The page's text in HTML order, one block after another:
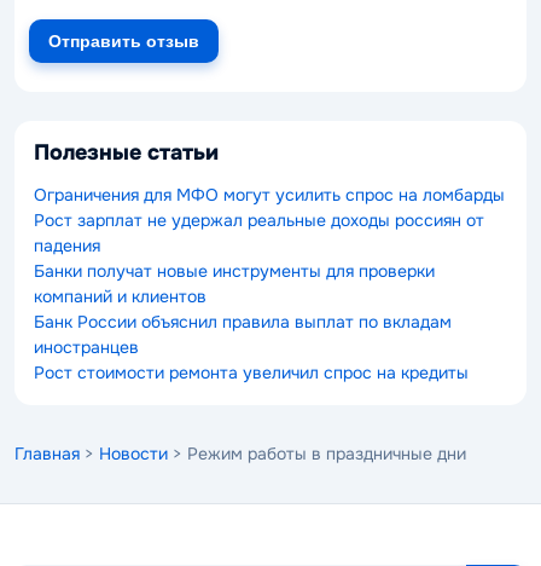
Отправить отзыв
Полезные статьи
Ограничения для МФО могут усилить спрос на ломбарды
Рост зарплат не удержал реальные доходы россиян от
падения
Банки получат новые инструменты для проверки
компаний и клиентов
Банк России объяснил правила выплат по вкладам
иностранцев
Рост стоимости ремонта увеличил спрос на кредиты
Главная > Новости > Режим работы в праздничные дни